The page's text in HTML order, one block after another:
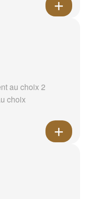
au choix 2
choix